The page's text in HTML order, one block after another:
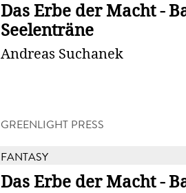
Das Erbe der Macht -
Seelenträne
Andreas Suchanek
GREENLIGHT PRESS
FANTASY
Das Erbe der Macht -